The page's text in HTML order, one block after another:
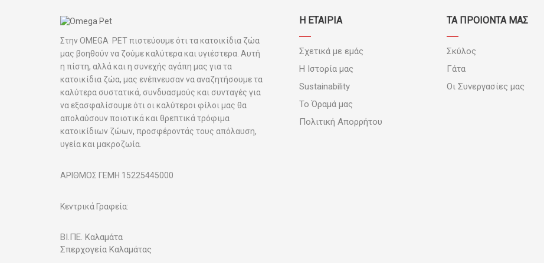
Στην OMEGA PET πιστεύουμε ότι τα κατοικίδια ζώα
μας βοηθούν να ζούμε καλύτερα και υγιέστερα. Αυτή
η πίστη, αλλά και η συνεχής αγάπη μας για τα
κατοικίδια ζώα, μας ενέπνευσαν να αναζητήσουμε τα
καλύτερα συστατικά, συνδυασμούς και συνταγές για
να εξασφαλίσουμε ότι οι καλύτεροι φίλοι μας θα
απολαύσουν ποιοτικά και θρεπτικά τρόφιμα
κατοικίδιων ζώων, προσφέροντάς τους απόλαυση,
υγεία και μακροζωία.
ΑΡΙΘΜΟΣ ΓΕΜΗ 15225445000
Κεντρικά Γραφεία:
ΒΙ.ΠΕ. Καλαμάτα
Σπερχογεία Καλαμάτας
Η ΕΤΑΙΡΙΑ
Σχετικά με εμάς
Η Ιστορία μας
Sustainability
Το Όραμά μας
Πολιτική Απορρήτου
ΤΑ ΠΡΟΪΟΝΤΑ ΜΑΣ
Σκύλος
Γάτα
Οι Συνεργασίες μας